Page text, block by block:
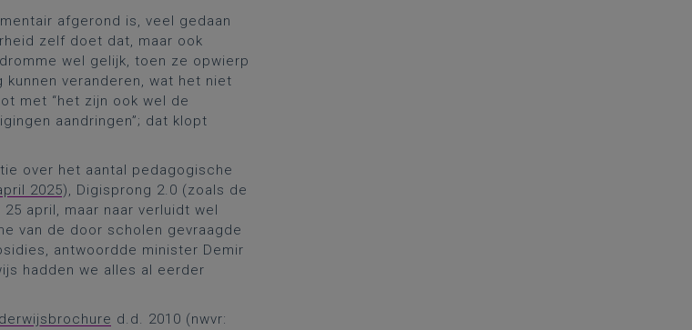
afgerond is, veel gedaan
zelf doet dat, maar ook
wel gelijk, toen ze opwierp
veranderen, wat het niet
met “het zijn ook wel de
aandringen”; dat klopt
over het aantal pedagogische
2025), Digisprong 2.0 (zoals de
april, maar naar verluidt wel
van de door scholen gevraagde
antwoordde minister Demir
hadden we alles al eerder
d.d. 2010 (nwvr: